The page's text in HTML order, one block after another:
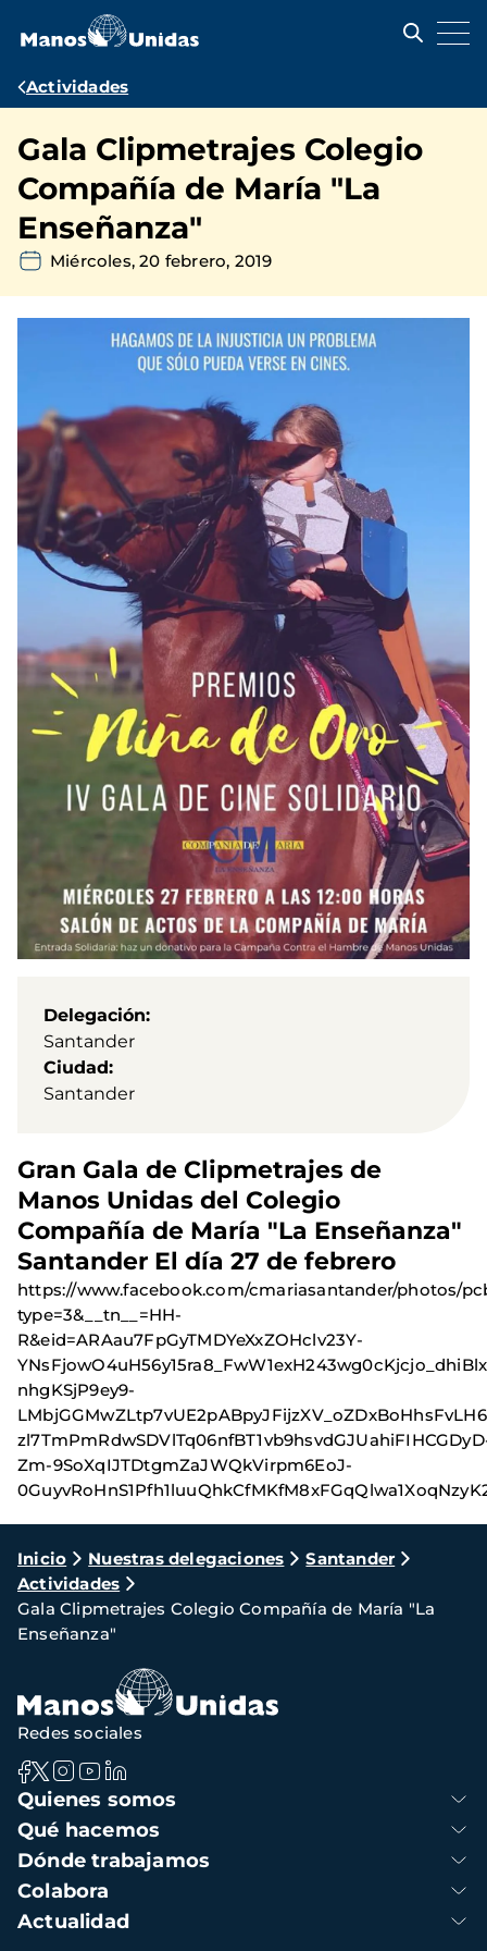
contenido
Ruta
navegación
Actividades
Gala Clipmetrajes Colegio
Compañía de María "La
Enseñanza"
Miércoles, 20 febrero, 2019
Delegación
Santander
Ciudad
Santander
Gran Gala de Clipmetrajes de
Manos Unidas del Colegio
Compañía de María "La Enseñanza"
Santander El día 27 de febrero
https://www.facebook.com/cmariasantander/photos/
type=3&__tn__=HH-
R&eid=ARAau7FpGyTMDYeXxZOHclv23Y-
nhgKSjP9ey9-
Zm-9SoXqIJTDtgmZaJWQkVirpm6EoJ-
Ruta
de
navegación
Inicio Nuestras delegaciones
Santander
Actividades
Gala Clipmetrajes Colegio Compañía de María "La
Enseñanza"
Navegación
principal
Quienes somos
Qué hacemos
Dónde trabajamos
Colabora
Actualidad
Redes sociales